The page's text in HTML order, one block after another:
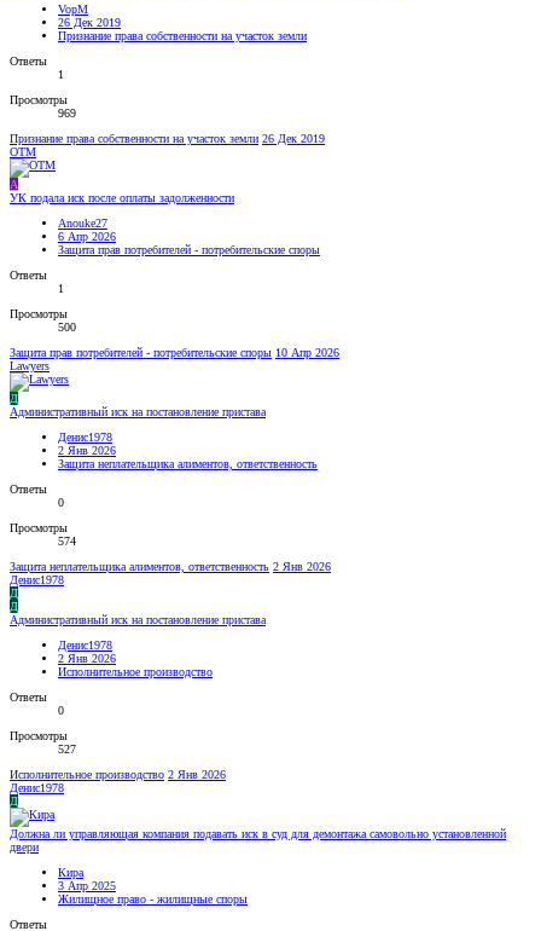
VopM
26 Дек 2019
Признание права собственности на участок земли
Ответы
1
Просмотры
969
Признание права собственности на участок земли 26 Дек 2019
OTM
A
УК подала иск после оплаты задолженности
Anouke27
6 Апр 2026
Защита прав потребителей - потребительские споры
Ответы
1
Просмотры
500
Защита прав потребителей - потребительские споры 10 Апр 2026
Lawyers
Д
Административный иск на постановление пристава
Денис1978
2 Янв 2026
Защита неплательщика алиментов, ответственность
Ответы
0
Просмотры
574
Защита неплательщика алиментов, ответственность 2 Янв 2026
Денис1978
Д
Д
Административный иск на постановление пристава
Денис1978
2 Янв 2026
Исполнительное производство
Ответы
0
Просмотры
527
Исполнительное производство 2 Янв 2026
Денис1978
Д
Должна ли управляющая компания подавать иск в суд для демонтажа самовольно установленной
двери
Кира
3 Апр 2025
Жилищное право - жилищные споры
Ответы